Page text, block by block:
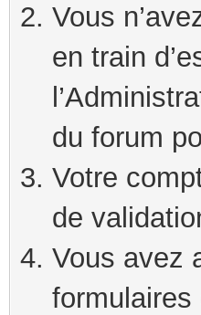
Vous
en train
du forum
Votre
de
Vous avez
formulaires